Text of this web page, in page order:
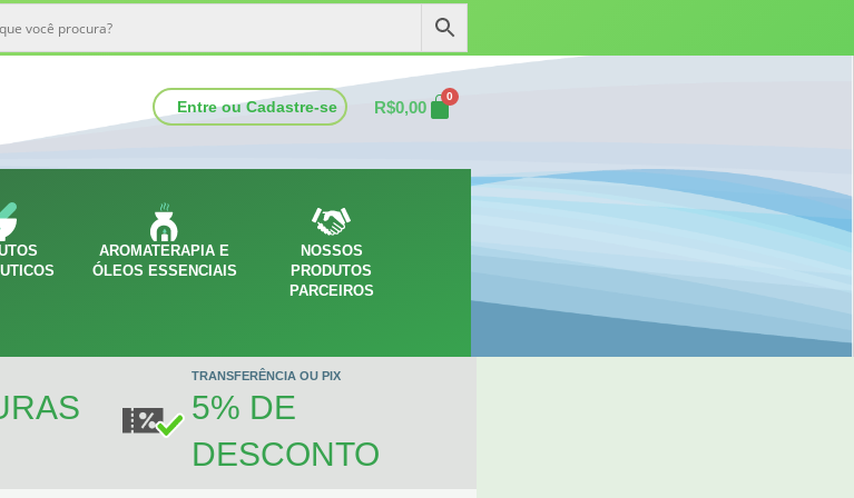
Entre ou Cadastre-se R$0,00
0
AROMATERAPIA E
ÓLEOS ESSENCIAIS
NOSSOS
PRODUTOS
PARCEIROS
TRANSFERÊNCIA OU PIX
5% DE
DESCONTO